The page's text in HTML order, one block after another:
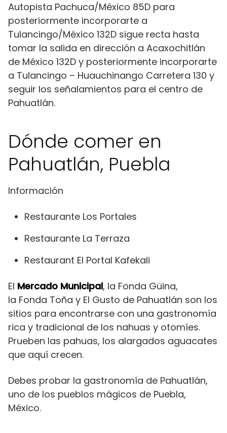
Autopista Pachuca/México 85D para
posteriormente incorporarte a
Tulancingo/México 132D sigue recta hasta
tomar la salida en dirección a Acaxochitlán
de México 132D y posteriormente incorporarte
a Tulancingo – Huauchinango Carretera 130 y
seguir los señalamientos para el centro de
Pahuatlán.
Dónde comer en
Pahuatlán, Puebla
Información
Restaurante Los Portales
Restaurante La Terraza
Restaurant El Portal Kafekali
El Mercado Municipal, la Fonda Güina,
la Fonda Toña y El Gusto de Pahuatlán son los
sitios para encontrarse con una gastronomía
rica y tradicional de los nahuas y otomíes.
Prueben las pahuas, los alargados aguacates
que aquí crecen.
Debes probar la gastronomía de Pahuatlán,
uno de los pueblos mágicos de Puebla,
México.